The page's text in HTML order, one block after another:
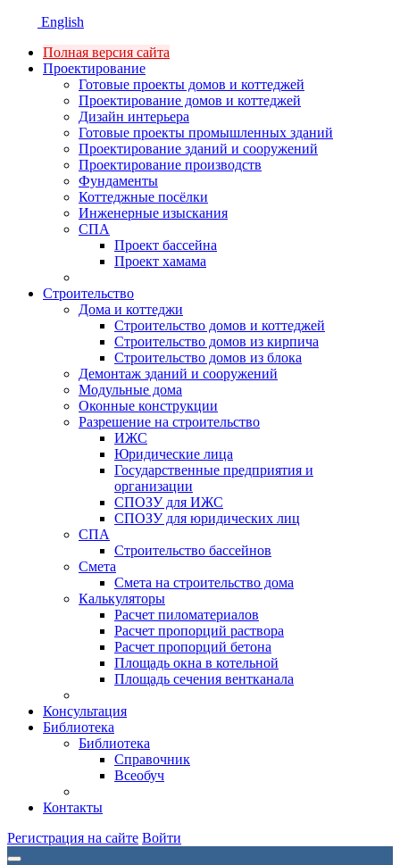
English
Полная версия сайта
Проектирование
Готовые проекты домов и коттеджей
Проектирование домов и коттеджей
Дизайн интерьера
Готовые проекты промышленных зданий
Проектирование зданий и сооружений
Проектирование производств
Фундаменты
Коттеджные посёлки
Инженерные изыскания
СПА
Проект бассейна
Проект хамама
Строительство
Дома и коттеджи
Строительство домов и коттеджей
Строительство домов из кирпича
Строительство домов из блока
Демонтаж зданий и сооружений
Модульные дома
Оконные конструкции
Разрешение на строительство
ИЖС
Юридические лица
Государственные предприятия и
организации
СПОЗУ для ИЖС
СПОЗУ для юридических лиц
СПА
Строительство бассейнов
Смета
Смета на строительство дома
Калькуляторы
Расчет пиломатериалов
Расчет пропорций раствора
Расчет пропорций бетона
Площадь окна в котельной
Площадь сечения вентканала
Консультация
Библиотека
Библиотека
Справочник
Всеобуч
Контакты
Регистрация на сайте Войти